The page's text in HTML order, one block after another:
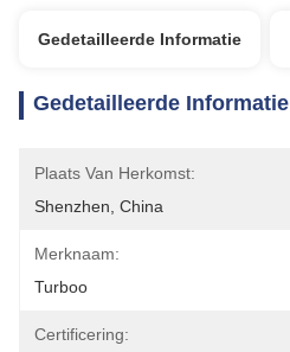
Gedetailleerde Informatie
Gedetailleerde Informatie
Plaats Van Herkomst:
Shenzhen, China
Merknaam:
Turboo
Certificering: